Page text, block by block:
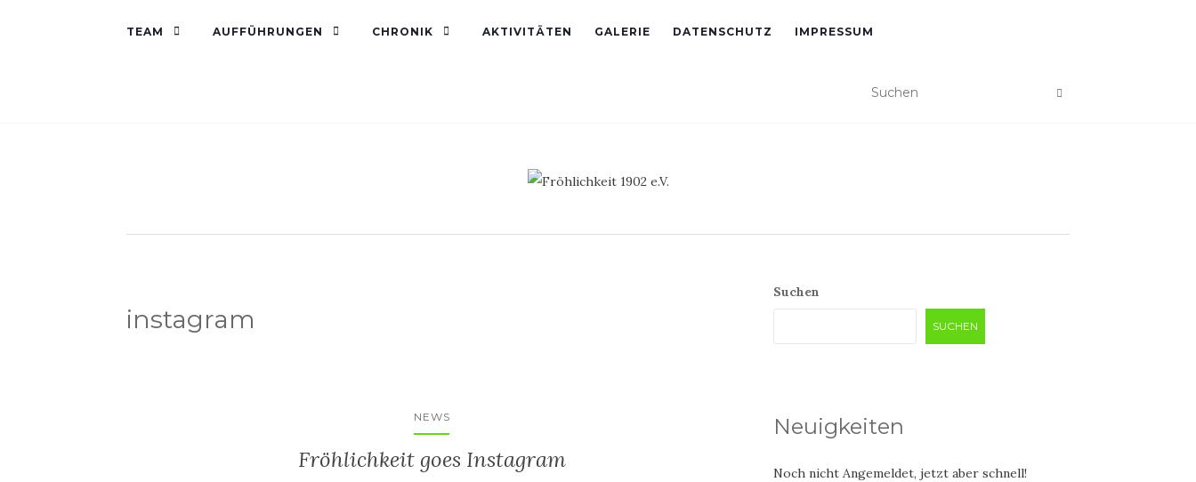
TEAM AUFFÜHRUNGEN CHRONIK AKTIVITÄTEN GALERIE DATENSCHUTZ IMPRESSUM
instagram
NEWS
Fröhlichkeit goes Instagram
Suchen
SUCHEN
Neuigkeiten
Noch nicht Angemeldet, jetzt aber schnell!